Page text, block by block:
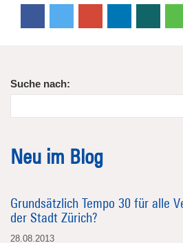
Suche nach:
Neu im Blog
Grundsätzlich Tempo 30 für alle
der Stadt Zürich?
28.08.2013